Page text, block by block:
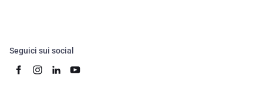
Seguici sui social